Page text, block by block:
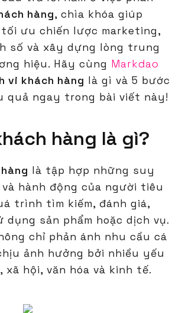
hàng, chìa khóa giúp
ưu chiến lược marketing,
số và xây dựng lòng trung
hiệu. Hãy cùng Markdao
vi khách hàng là gì và 5 bước
quả ngay trong bài viết này!
hàng là gì?
là tập hợp những suy
hành động của người tiêu
trình tìm kiếm, đánh giá,
dụng sản phẩm hoặc dịch vụ.
chỉ phản ánh nhu cầu cá
ảnh hưởng bởi nhiều yếu
hội, văn hóa và kinh tế.